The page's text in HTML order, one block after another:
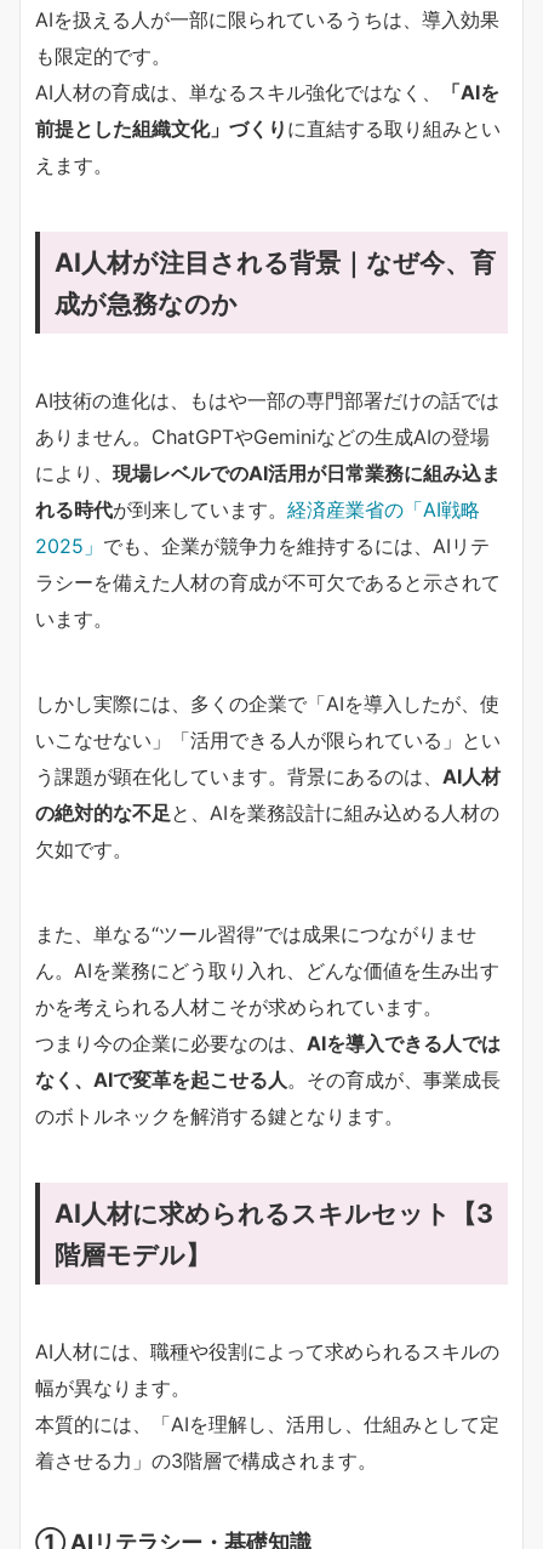
AIを扱える人が一部に限られているうちは、導入効果
も限定的です。
AI人材の育成は、単なるスキル強化ではなく、
「AIを
前提とした組織文化」づくり に直結する取り組みとい
えます。
AI人材が注目される背景｜なぜ今、育
成が急務なのか
AI技術の進化は、もはや一部の専門部署だけの話では
ありません。ChatGPTやGeminiなどの生成AIの登場
により、 現場レベルでのAI活用が日常業務に組み込ま
れる時代が到来しています。 経済産業省の「AI戦略
2025」 でも、企業が競争力を維持するには、AIリテ
ラシーを備えた人材の育成が不可欠であると示されて
います。
しかし実際には、多くの企業で「AIを導入したが、使
いこなせない」「活用できる人が限られている」とい
う課題が顕在化しています。背景にあるのは、 AI人材
の絶対的な不足 と、AIを業務設計に組み込める人材の
欠如です。
また、単なる“ツール習得”では成果につながりませ
ん。AIを業務にどう取り入れ、どんな価値を生み出す
かを考えられる人材こそが求められています。
つまり今の企業に必要なのは、 AIを導入できる人では
なく、AIで変革を起こせる人 。その育成が、事業成長
のボトルネックを解消する鍵となります。
AI人材に求められるスキルセット【3
階層モデル】
AI人材には、職種や役割によって求められるスキルの
幅が異なります。
本質的には、「AIを理解し、活用し、仕組みとして定
着させる力」の3階層で構成されます。
① AIリテラシー・基礎知識